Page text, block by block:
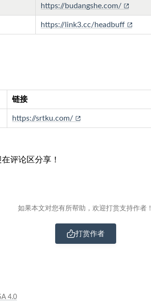
https://budangshe.com/
https://link3.cc/headbuff
链接
https://srtku.com/
评论区分享！
如果本文对您有所帮助，欢迎打赏支持作者！
打赏作者
4.0